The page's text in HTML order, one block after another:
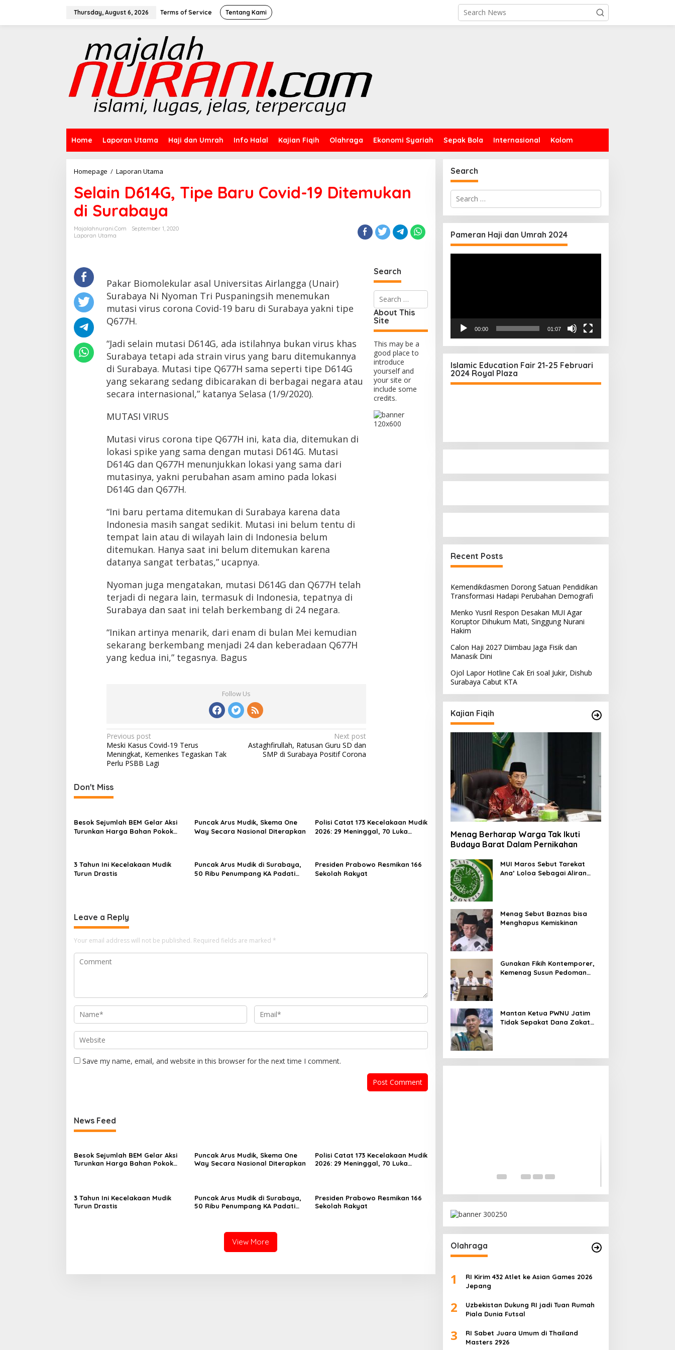
Thursday, August 6, 2026 Terms of Service Tentang Kami
Home Laporan Utama Haji dan Umrah Info Halal Kajian Fiqih Olahraga Ekonomi Syariah Sepak Bola Internasional Kolom
Homepage / Laporan Utama
Tipe
Baru
Covid-
19
Ditemukan
di
Selain D614G, Tipe Baru Covid-19 Ditemukan
di Surabaya
Majalahnurani.com
September 1, 2020
Laporan Utama
Pakar Biomolekular asal Universitas Airlangga (Unair)
Surabaya Ni Nyoman Tri Puspaningsih menemukan
mutasi virus corona Covid-19 baru di Surabaya yakni tipe
Q677H.
“Jadi selain mutasi D614G, ada istilahnya bukan virus khas
Surabaya tetapi ada strain virus yang baru ditemukannya
di Surabaya. Mutasi tipe Q677H sama seperti tipe D614G
yang sekarang sedang dibicarakan di berbagai negara atau
secara internasional,” katanya Selasa (1/9/2020).
MUTASI VIRUS
Mutasi virus corona tipe Q677H ini, kata dia, ditemukan di
lokasi spike yang sama dengan mutasi D614G. Mutasi
D614G dan Q677H menunjukkan lokasi yang sama dari
mutasinya, yakni perubahan asam amino pada lokasi
D614G dan Q677H.
“Ini baru pertama ditemukan di Surabaya karena data
Indonesia masih sangat sedikit. Mutasi ini belum tentu di
tempat lain atau di wilayah lain di Indonesia belum
ditemukan. Hanya saat ini belum ditemukan karena
datanya sangat terbatas,” ucapnya.
Nyoman juga mengatakan, mutasi D614G dan Q677H telah
terjadi di negara lain, termasuk di Indonesia, tepatnya di
Surabaya dan saat ini telah berkembang di 24 negara.
“Inikan artinya menarik, dari enam di bulan Mei kemudian
sekarang berkembang menjadi 24 dan keberadaan Q677H
yang kedua ini,” tegasnya. Bagus
Follow Us
Post
navigation
Previous post
Meski Kasus Covid-19 Terus
Meningkat, Kemenkes Tegaskan Tak
Perlu PSBB Lagi
Next post
Astaghfirullah, Ratusan Guru SD dan
SMP di Surabaya Positif Corona
Search
Search
for:
About This
Site
This may be a
good place to
introduce
yourself and
your site or
include some
credits.
Don't Miss
Besok Sejumlah BEM Gelar Aksi
Turunkan Harga Bahan Pokok
Puncak Arus Mudik, Skema One
Way Secara Nasional Diterapkan
Polisi Catat 173 Kecelakaan Mudik
2026: 29 Meninggal, 70 Luka
3 Tahun Ini Kecelakaan Mudik
Turun Drastis
Puncak Arus Mudik di Surabaya,
50 Ribu Penumpang KA Padati
Presiden Prabowo Resmikan 166
Sekolah Rakyat
Leave a Reply
Your email address will not be published. Required fields are marked *
Save my name, email, and website in this browser for the next time I comment.
News Feed
Besok Sejumlah BEM Gelar Aksi
Turunkan Harga Bahan Pokok
Puncak Arus Mudik, Skema One
Way Secara Nasional Diterapkan
Polisi Catat 173 Kecelakaan Mudik
2026: 29 Meninggal, 70 Luka
3 Tahun Ini Kecelakaan Mudik
Turun Drastis
Puncak Arus Mudik di Surabaya,
50 Ribu Penumpang KA Padati
Presiden Prabowo Resmikan 166
Sekolah Rakyat
View More
Search
Search
for:
Pameran Haji dan Umrah 2024
00:00 01:07
Islamic Education Fair 21-25 Februari
2024 Royal Plaza
Recent Posts
Kemendikdasmen Dorong Satuan Pendidikan
Transformasi Hadapi Perubahan Demografi
Menko Yusril Respon Desakan MUI Agar
Koruptor Dihukum Mati, Singgung Nurani
Hakim
Calon Haji 2027 Diimbau Jaga Fisik dan
Manasik Dini
Ojol Lapor Hotline Cak Eri soal Jukir, Dishub
Surabaya Cabut KTA
Kajian Fiqih
Menag Berharap Warga Tak Ikuti
Budaya Barat Dalam Pernikahan
MUI Maros Sebut Tarekat
Ana’ Loloa Sebagai Aliran
Menag Sebut Baznas bisa
Menghapus Kemiskinan
Gunakan Fikih Kontemporer,
Kemenag Susun Pedoman
Mantan Ketua PWNU Jatim
Tidak Sepakat Dana Zakat
PDIP Desak Pemerintah
Dibuka Lagi
Megawati Terbitkan Surat Internal,
Tegaskan Posisi PDIP Sebagai
Partai Penyeimbang
In Politik | July 8, 2026
Olahraga
1
RI Kirim 432 Atlet ke Asian Games 2026
Jepang
2
Uzbekistan Dukung RI jadi Tuan Rumah
Piala Dunia Futsal
3
RI Sabet Juara Umum di Thailand
Masters 2926